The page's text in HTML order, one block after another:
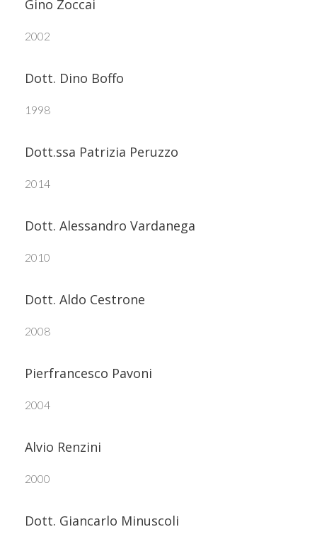
Gino Zoccai
2002
Dott. Dino Boffo
1998
Dott.ssa Patrizia Peruzzo
2014
Dott. Alessandro Vardanega
2010
Dott. Aldo Cestrone
2008
Pierfrancesco Pavoni
2004
Alvio Renzini
2000
Dott. Giancarlo Minuscoli